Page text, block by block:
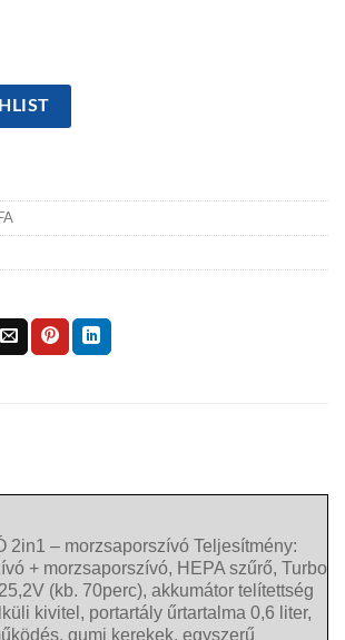
ÁLLÓ PORSZÍVÓ,LI-ION AKKU mennyiség
2in1 – morzsaporszívó Teljesítmény:
+ morzsaporszívó, HEPA szűrő, Turbo
(kb. 70perc), akkumátor telítettség
kivitel, portartály űrtartalma 0,6 liter,
gumi kerekek, egyszerű